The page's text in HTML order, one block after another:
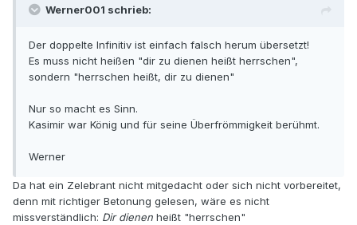
Werner001 schrieb:
Der doppelte Infinitiv ist einfach falsch herum übersetzt!
Es muss nicht heißen "dir zu dienen heißt herrschen",
sondern "herrschen heißt, dir zu dienen"
Nur so macht es Sinn.
Kasimir war König und für seine Überfrömmigkeit berühmt.
Werner
Da hat ein Zelebrant nicht mitgedacht oder sich nicht vorbereitet,
denn mit richtiger Betonung gelesen, wäre es nicht
missverständlich: Dir dienen heißt "herrschen"